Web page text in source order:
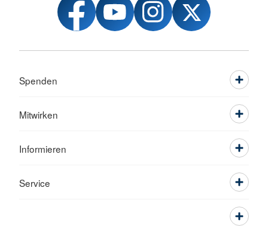
Spenden
Mitwirken
Informieren
Service